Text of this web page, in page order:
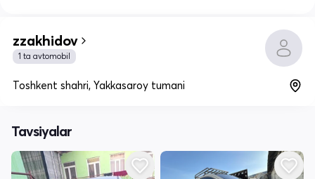
zzakhidov
1 ta avtomobil
Toshkent shahri, Yakkasaroy tumani
Tavsiyalar